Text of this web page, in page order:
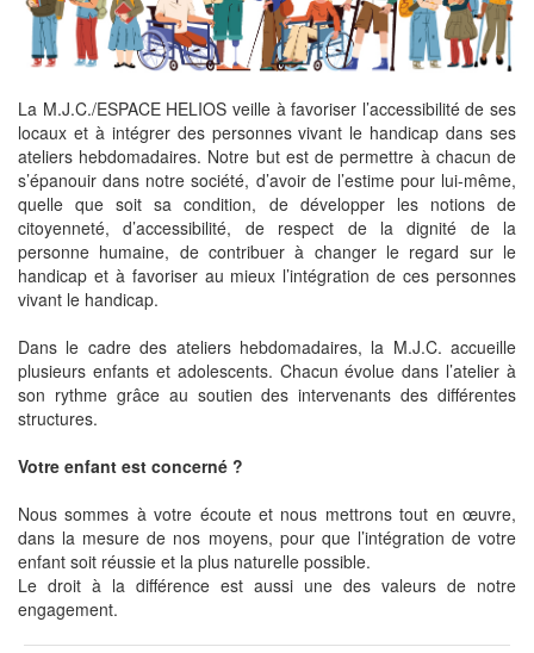
La M.J.C./ESPACE HELIOS veille à favoriser l’accessibilité de ses
locaux et à intégrer des personnes vivant le handicap dans ses
ateliers hebdomadaires. Notre but est de permettre à chacun de
s’épanouir dans notre société, d’avoir de l’estime pour lui-même,
quelle que soit sa condition, de développer les notions de
citoyenneté, d’accessibilité, de respect de la dignité de la
personne humaine, de contribuer à changer le regard sur le
handicap et à favoriser au mieux l’intégration de ces personnes
vivant le handicap.
Dans le cadre des ateliers hebdomadaires, la M.J.C. accueille
plusieurs enfants et adolescents. Chacun évolue dans l’atelier à
son rythme grâce au soutien des intervenants des différentes
structures.
Votre enfant est concerné ?
Nous sommes à votre écoute et nous mettrons tout en œuvre,
dans la mesure de nos moyens, pour que l’intégration de votre
enfant soit réussie et la plus naturelle possible.
Le droit à la différence est aussi une des valeurs de notre
engagement.